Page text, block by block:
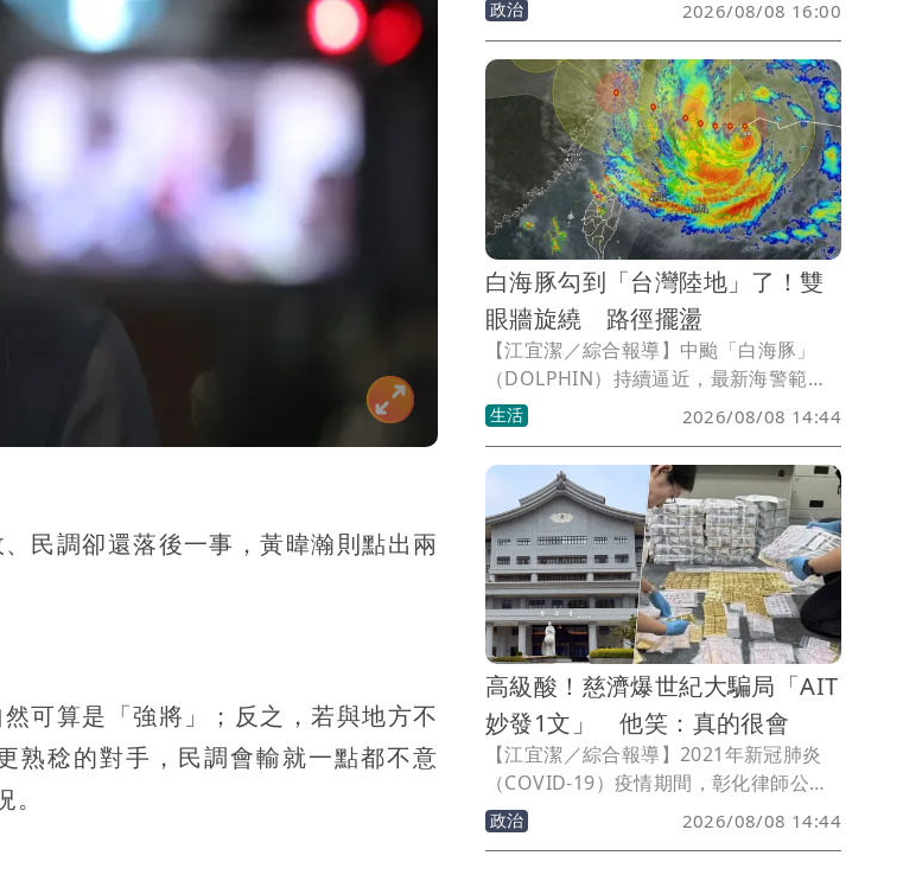
民調卻還落後一事，黃暐瀚則點出兩
可算是「強將」；反之，若與地方不
熟稔的對手，民調會輸就一點都不意
康、平安幸福，父親節快樂」。國民黨新
北市長參選人李四川也現身留言祝福表
示，祝韓國瑜和全天下的爸爸們「父親節
快樂」。
政治 2026/08/08 16:00
白海豚勾到「台灣陸地」了！雙
眼牆旋繞 路徑擺盪
【江宜潔／綜合報導】中颱「白海豚」
（DOLPHIN）持續逼近，最新海警範圍
涵蓋北部及東北部海面，儘管前進過程略
顯南北擺盪，不過大方向仍以西進登陸中
國為主、不太會大轉彎，至於整體風雨浪
則以今（8）、明（9）兩天最為明顯。專
家分析，颱風外圍環流目前已勾到台灣陸
地了，提醒北部及西半部山區都要留意較
大雨勢。
生活 2026/08/08 14:44
高級酸！慈濟爆世紀大騙局「AIT
妙發1文」 他笑：真的很會
【江宜潔／綜合報導】2021年新冠肺炎
（COVID-19）疫情期間，彰化律師公會
前理事長陳昱瑄向慈濟基金會謊稱可採購
500萬劑BNT疫苗，最終聯手掮客李易儒
政治 2026/08/08 14:44